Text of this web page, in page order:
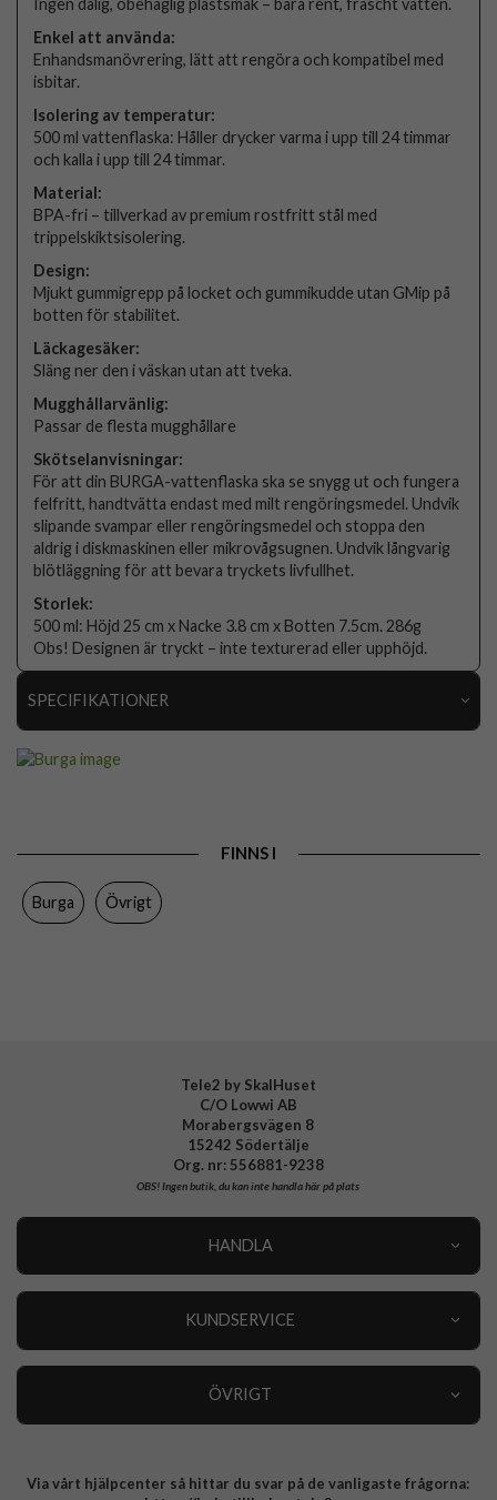
Enkel att använda:
Enhandsmanövrering, lätt att rengöra och kompatibel med
isbitar.
Isolering av temperatur:
500 ml vattenflaska: Håller drycker varma i upp till 24 timmar
och kalla i upp till 24 timmar.
Material:
BPA-fri – tillverkad av premium rostfritt stål med
trippelskiktsisolering.
Design:
Mjukt gummigrepp på locket och gummikudde utan GMip på
botten för stabilitet.
Läckagesäker:
Släng ner den i väskan utan att tveka.
Mugghållarvänlig:
Passar de flesta mugghållare
Skötselanvisningar:
För att din BURGA-vattenflaska ska se snygg ut och fungera
felfritt, handtvätta endast med milt rengöringsmedel. Undvik
slipande svampar eller rengöringsmedel och stoppa den
aldrig i diskmaskinen eller mikrovågsugnen. Undvik långvarig
blötläggning för att bevara tryckets livfullhet.
Storlek:
500 ml: Höjd 25 cm x Nacke 3.8 cm x Botten 7.5cm. 286g
Obs! Designen är tryckt – inte texturerad eller upphöjd.
SPECIFIKATIONER
EAN
FINNS I
Burga Övrigt
Tele2 by SkalHuset
C/O Lowwi AB
Morabergsvägen 8
15242 Södertälje
Org. nr: 556881-9238
OBS!Ingen butik, du kan inte handla här på plats
HANDLA
KUNDSERVICE
ÖVRIGT
Integritetspolicy
Via vårt hjälpcenter så hittar du svar på de vanligaste frågorna: